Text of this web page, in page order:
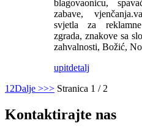
blagovaonicu,
zabave,
svjetla za
zgrada, znakove sa
zahvalnosti, Božić,
upitdetalj
1 2Dalje >>> Stranica 1 / 2
Kontaktirajte nas